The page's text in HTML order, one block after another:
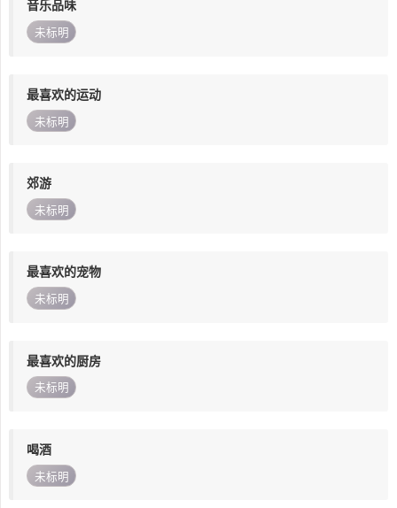
音乐品味
未标明
最喜欢的运动
未标明
郊游
未标明
最喜欢的宠物
未标明
最喜欢的厨房
未标明
喝酒
未标明